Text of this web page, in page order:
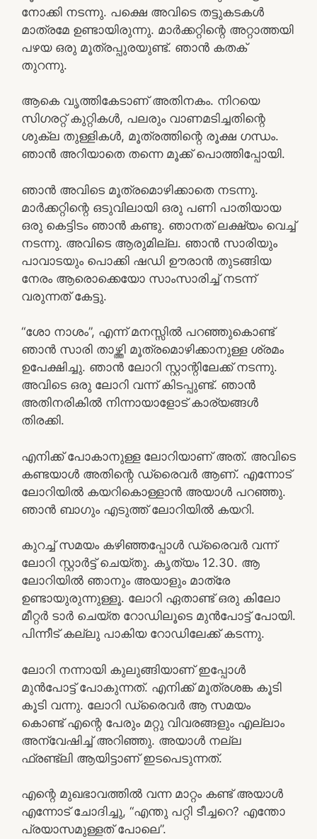
നോക്കി നടന്നു. പക്ഷെ അവിടെ തട്ടുകടകൾ
മാത്രമേ ഉണ്ടായിരുന്നു. മാർക്കറ്റിന്റെ അറ്റാത്തയി
പഴയ ഒരു മൂത്രപ്പുരയുണ്ട്. ഞാൻ കതക്
തുറന്നു.
ആകെ വൃത്തികേടാണ് അതിനകം. നിറയെ
സിഗരറ്റ് കുറ്റികൾ, പലരും വാണമടിച്ചതിന്റെ
ശുക്ല തുള്ളികൾ, മൂത്രത്തിന്റെ രൂക്ഷ ഗന്ധം.
ഞാൻ അറിയാതെ തന്നെ മൂക്ക് പൊത്തിപ്പോയി.
ഞാൻ അവിടെ മൂത്രമൊഴിക്കാതെ നടന്നു.
മാർക്കറ്റിന്റെ ഒടുവിലായി ഒരു പണി പാതിയായ
ഒരു കെട്ടിടം ഞാൻ കണ്ടു. ഞാനത് ലക്ഷ്യം വെച്ച്
നടന്നു. അവിടെ ആരുമില്ല. ഞാൻ സാരിയും
പാവാടയും പൊക്കി ഷഡി ഊരാൻ തുടങ്ങിയ
നേരം ആരൊക്കെയോ സാംസാരിച്ച് നടന്ന്
വരുന്നത് കേട്ടു.
“ശോ നാശം”, എന്ന് മനസ്സിൽ പറഞ്ഞുകൊണ്ട്
ഞാൻ സാരി താഴ്ത്തി മൂത്രമൊഴിക്കാനുള്ള ശ്രമം
ഉപേക്ഷിച്ചു. ഞാൻ ലോറി സ്റ്റാന്റിലേക്ക് നടന്നു.
അവിടെ ഒരു ലോറി വന്ന് കിടപ്പുണ്ട്. ഞാൻ
അതിനരികിൽ നിന്നായാളോട് കാര്യങ്ങൾ
തിരക്കി.
എനിക്ക് പോകാനുള്ള ലോറിയാണ് അത്. അവിടെ
കണ്ടയാൾ അതിന്റെ ഡ്രൈവർ ആണ്. എന്നോട്
ലോറിയിൽ കയറികൊള്ളാൻ അയാൾ പറഞ്ഞു.
ഞാൻ ബാഗും എടുത്ത് ലോറിയിൽ കയറി.
കുറച്ച് സമയം കഴിഞ്ഞപ്പോൾ ഡ്രൈവർ വന്ന്
ലോറി സ്റ്റാർട്ട് ചെയ്തു. കൃത്യം 12.30. ആ
ലോറിയിൽ ഞാനും അയാളും മാത്രേ
ഉണ്ടായുരുന്നുള്ളൂ. ലോറി ഏതാണ്ട് ഒരു കിലോ
മീറ്റർ ടാർ ചെയ്ത റോഡിലൂടെ മുൻപോട്ട് പോയി.
പിന്നീട് കല്ലു പാകിയ റോഡിലേക്ക് കടന്നു.
ലോറി നന്നായി കുലുങ്ങിയാണ് ഇപ്പോൾ
മുൻപോട്ട് പോകുന്നത്. എനിക്ക് മൂത്രശങ്ക കൂടി
കൂടി വന്നു. ലോറി ഡ്രൈവർ ആ സമയം
കൊണ്ട് എന്റെ പേരും മറ്റു വിവരങ്ങളും എല്ലാം
അന്വേഷിച്ച് അറിഞ്ഞു. അയാൾ നല്ല
ഫ്രണ്ട്‌ലി ആയിട്ടാണ് ഇടപെടുന്നത്.
എന്റെ മുഖഭാവത്തിൽ വന്ന മാറ്റം കണ്ട് അയാൾ
എന്നോട് ചോദിച്ചു, “എന്തു പറ്റി ടീച്ചറെ? എന്തോ
പ്രയാസമുള്ളത് പോലെ”.